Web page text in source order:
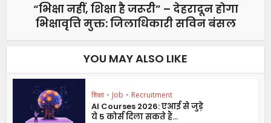
“भिक्षा नहीं, शिक्षा है जरूरी” – देहरादून होगा
भिक्षावृत्ति मुक्त: जिलाधिकारी सविन बंसल
YOU MAY ALSO LIKE
शिक्षा • Job • Recruitment
AI Courses 2026: एआई से जुड़े
ये 5 कोर्स दिला सकते हैं...